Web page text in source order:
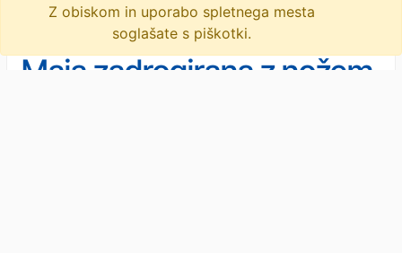
Maja zadrogirana z nožem
Z obiskom in uporabo spletnega mesta
soglašate s piškotki.